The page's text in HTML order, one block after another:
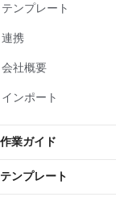
テンプレート
連携
会社概要
インポート
作業ガイド
テンプレート